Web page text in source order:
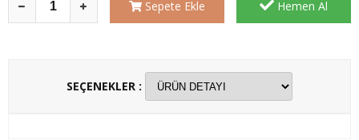
Sepete Ekle Hemen Al
SEÇENEKLER :